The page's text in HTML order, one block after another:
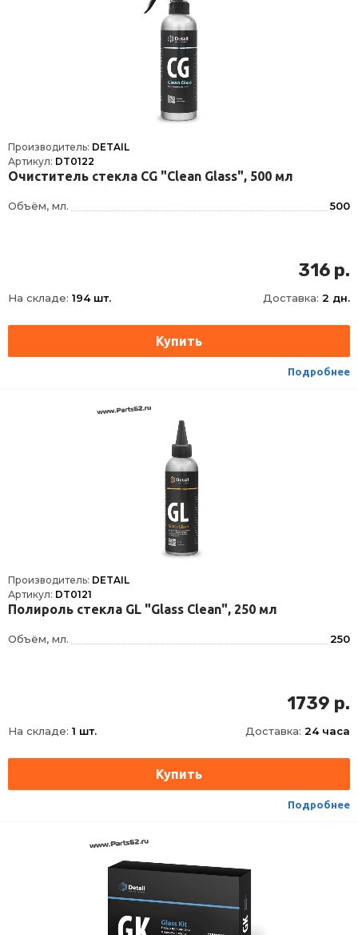
Производитель: DETAIL
Артикул: DT0122
Очиститель стекла СG "Clean Glass", 500 мл
Объём, мл. 500
316 р.
На складе: 194 шт. Доставка: 2 дн.
Подробнее
Производитель: DETAIL
Артикул: DT0121
Полироль стекла GL "Glass Clean", 250 мл
Объём, мл. 250
1739 р.
На складе: 1 шт. Доставка: 24 часа
Подробнее